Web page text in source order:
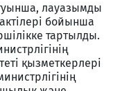
лауазымды
бойынша
тартылды.
қызметкерлері